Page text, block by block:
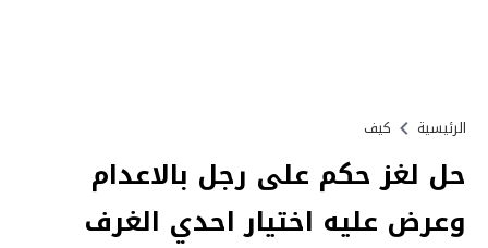
الرئيسية كيف
حل لغز حكم على رجل بالاعدام
وعرض عليه اختيار احدي الغرف